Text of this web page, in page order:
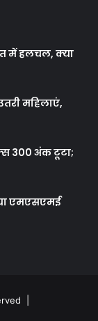
में हलचल, क्या
महिलाएं,
300 अंक टूटा;
एमएसएमई
|